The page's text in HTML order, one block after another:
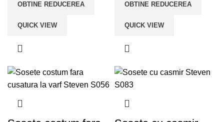
OBTINE REDUCEREA
QUICK VIEW
OBTINE REDUCEREA
QUICK VIEW